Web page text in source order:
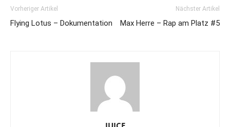
Vorheriger Artikel
Flying Lotus – Dokumentation
Nächster Artikel
Max Herre – Rap am Platz #5